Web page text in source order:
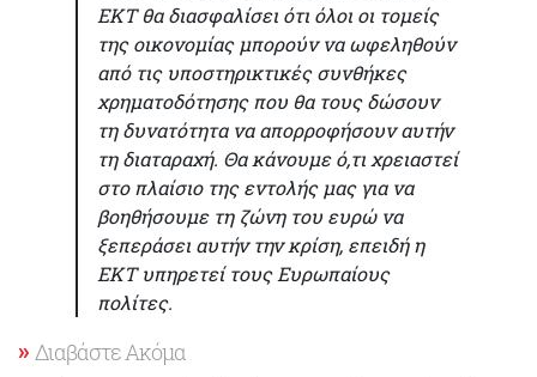
ΕΚΤ θα διασφαλίσει ότι όλοι οι τομείς
της οικονομίας μπορούν να ωφεληθούν
από τις υποστηρικτικές συνθήκες
χρηματοδότησης που θα τους δώσουν
τη δυνατότητα να απορροφήσουν αυτήν
τη διαταραχή. Θα κάνουμε ό,τι χρειαστεί
στο πλαίσιο της εντολής μας για να
βοηθήσουμε τη ζώνη του ευρώ να
ξεπεράσει αυτήν την κρίση, επειδή η
ΕΚΤ υπηρετεί τους Ευρωπαίους
πολίτες.
Διαβάστε Ακόμα